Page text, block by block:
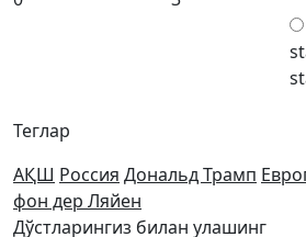
Теглар
АҚШ Россия Дональд Трамп
фон дер Ляйен
Дўстларингиз билан улашинг